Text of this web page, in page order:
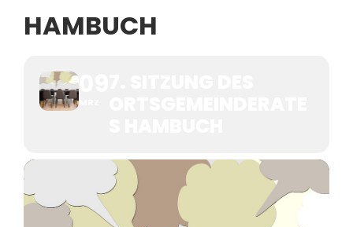
HAMBUCH